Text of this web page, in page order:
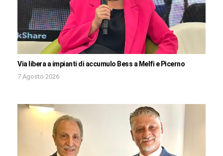
Via libera a impianti di accumulo Bess a Melfi e Picerno
7 Agosto 2026